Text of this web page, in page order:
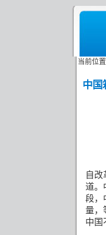
当前位置
中国
自改
道。
段，
量，
中国